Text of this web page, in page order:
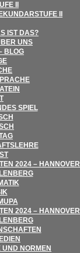
II
II
IST DAS?
UNS
BLOG
SPIEL
2024 – HAN­NO­VER
2024 – HAN­NO­VER
UND NORMEN